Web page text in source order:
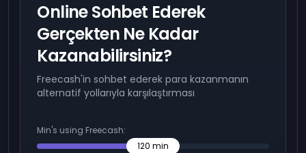
Online Sohbet Ederek
Gerçekten Ne Kadar
Kazanabilirsiniz?
Freecash'in sohbet ederek para kazanmanın
alternatif yollarıyla karşılaştırması
Min's using Freecash:
120 min